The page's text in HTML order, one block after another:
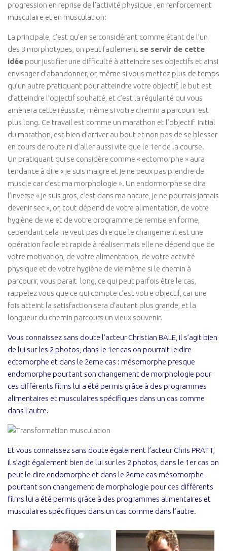
progression en reprise de l’activité physique , en renforcement
musculaire et en musculation:
La principale, c’est qu’en se considérant comme étant de l’un
des 3 morphotypes, on peut facilement se servir de cette
idée pour justifier une difficulté à atteindre ses objectifs et ainsi
envisager d’abandonner, or, même si vous mettez plus de temps
qu’un autre pratiquant pour atteindre votre objectif, le but est
d’atteindre l’objectif souhaité, et c’est la régularité qui vous
amènera cette réussite, même si votre chemin a parcourir est
plus long. Ce travail est comme un marathon et l’objectif initial
du marathon, est bien d’arriver au bout et non pas de se blesser
en cours de route ni d’aller aussi vite que le 1er de la course.
Un pratiquant qui se considère comme « ectomorphe » aura
tendance à dire « je suis maigre et je ne peux pas prendre de
muscle car c’est ma morphologie ». Un endormorphe se dira
l’inverse « je suis gros, c’est dans ma nature, je ne pourrais jamais
devenir sec », or, tout dépend de votre alimentation, de votre
hygiène de vie et de votre programme de remise en forme,
cependant cela ne veut pas dire que le changement est une
opération facile et rapide à réaliser mais elle ne dépend que de
votre motivation, de votre alimentation, de votre activité
physique et de votre hygiène de vie même si le chemin à
parcourir, vous parait long, ce qui peut parfois être le cas,
rappelez vous que ce qui compte c’est votre objectif, car une
fois atteint la satisfaction sera d’autant plus grande, et la
longueur du chemin parcours un vieux souvenir.
Vous connaissez sans doute l’acteur Christian BALE, il s’agit bien
de lui sur les 2 photos, dans le 1er cas on pourrait le dire
ectomorphe et dans le 2eme cas : mésomorphe presque
endomorphe pourtant son changement de morphologie pour
ces différents films lui a été permis grâce à des programmes
alimentaires et musculaires spécifiques dans un cas comme
dans l’autre.
Et vous connaissez sans doute également l’acteur Chris PRATT,
il s’agit également bien de lui sur les 2 photos, dans le 1er cas on
peut le dire endomorphe et dans le 2eme cas mésomorphe
pourtant son changement de morphologie pour ces différents
films lui a été permis grâce à des programmes alimentaires et
musculaires spécifiques dans un cas comme dans l’autre.